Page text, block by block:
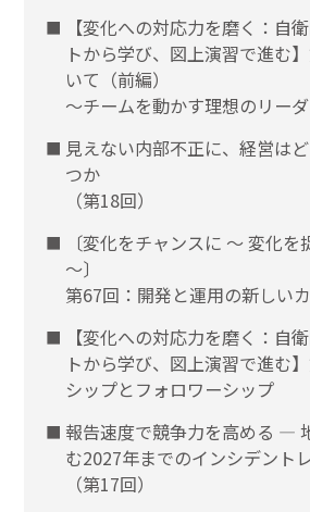
【変化への対応力を磨く：自
トから学び、図上演習で進む
いて（前編）
〜チームを動かす理想のリー
見えない内部不正に、経営は
つか
（第18回）
〔変化をチャンスに 〜 変化
〜〕
第67回：開発と運用の新しいカ
【変化への対応力を磨く：自
トから学び、図上演習で進む
シップとフォロワーシップ
報告速度で競争力を高める ―
む2027年までのインシデント
（第17回）